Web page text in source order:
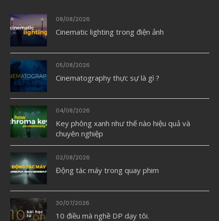
08/08/2026
Cinematic lighting trong điện ảnh
05/08/2026
Cinematography thực sự là gì ?
04/08/2026
Key phông xanh như thế nào hiệu quả và
chuyên nghiệp
02/08/2026
Động tác máy trong quay phim
30/07/2026
10 điều mà nghề DP dạy tôi.